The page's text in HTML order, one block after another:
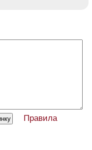
Правила